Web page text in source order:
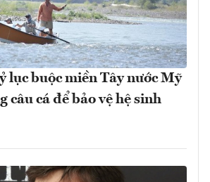
lục buộc miền Tây nước Mỹ
câu cá để bảo vệ hệ sinh